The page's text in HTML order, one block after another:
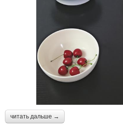
читать дальше →